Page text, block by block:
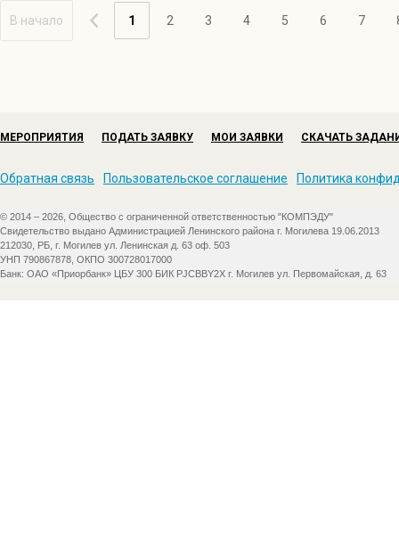
В начало 1 2 3 4 5 6 7
МЕРОПРИЯТИЯ ПОДАТЬ ЗАЯВКУ МОИ ЗАЯВКИ СКАЧАТЬ
Обратная связь Пользовательское соглашение Политика
© 2014 – 2026, Общество с ограниченной ответственностью "КОМПЭДУ"
Свидетельство выдано Администрацией Ленинского района г. Могилева 19.06.2013
212030, РБ, г. Могилев ул. Ленинская д. 63 оф. 503
УНП 790867878, ОКПО 300728017000
Банк: ОАО «Приорбанк» ЦБУ 300 БИК PJCBBY2X г. Могилев ул. Первомайская, д. 63